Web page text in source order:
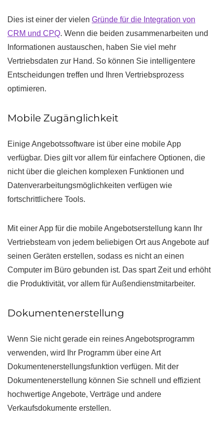
Dies ist einer der vielen Gründe für die Integration von
CRM und CPQ. Wenn die beiden zusammenarbeiten und
Informationen austauschen, haben Sie viel mehr
Vertriebsdaten zur Hand. So können Sie intelligentere
Entscheidungen treffen und Ihren Vertriebsprozess
optimieren.
Mobile Zugänglichkeit
Einige Angebotssoftware ist über eine mobile App
verfügbar. Dies gilt vor allem für einfachere Optionen, die
nicht über die gleichen komplexen Funktionen und
Datenverarbeitungsmöglichkeiten verfügen wie
fortschrittlichere Tools.
Mit einer App für die mobile Angebotserstellung kann Ihr
Vertriebsteam von jedem beliebigen Ort aus Angebote auf
seinen Geräten erstellen, sodass es nicht an einen
Computer im Büro gebunden ist. Das spart Zeit und erhöht
die Produktivität, vor allem für Außendienstmitarbeiter.
Dokumentenerstellung
Wenn Sie nicht gerade ein reines Angebotsprogramm
verwenden, wird Ihr Programm über eine Art
Dokumentenerstellungsfunktion verfügen. Mit der
Dokumentenerstellung können Sie schnell und effizient
hochwertige Angebote, Verträge und andere
Verkaufsdokumente erstellen.